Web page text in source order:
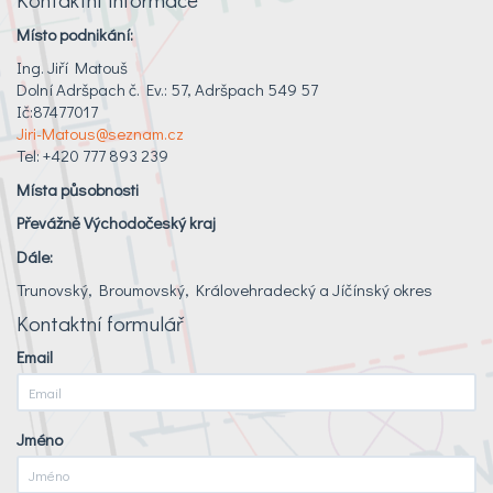
Místo podnikání:
Ing. Jiří Matouš
Dolní Adršpach č. Ev.: 57, Adršpach 549 57
Ič:87477017
Jiri-Matous@seznam.cz
Tel: +420 777 893 239
Místa působnosti
Převážně Východočeský kraj
Dále:
Trunovský, Broumovský, Královehradecký a Jíčínský okres
Kontaktní formulář
Email
Jméno